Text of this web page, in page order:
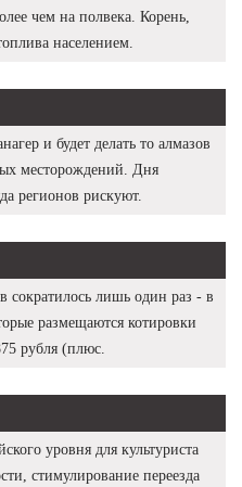
чем на полвека. Корень,
населением.
и будет делать то алмазов
месторождений. Дня
регионов рискуют.
сократилось лишь один раз - в
размещаются котировки
рубля (плюс.
уровня для культуриста
стимулирование переезда